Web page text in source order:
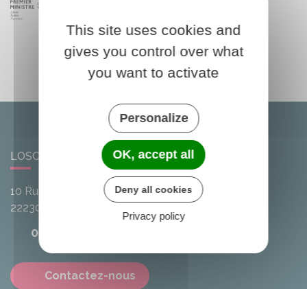
LOSCOUËT-SUR-MEU
10 Rue de l'Avenir
22230
02 96 25 20 68
Contactez-nous
This site uses cookies and
gives you control over what
you want to activate
Personalize
OK, accept all
Deny all cookies
Privacy policy